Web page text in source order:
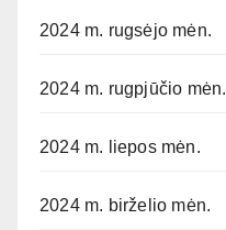
2024 m. rugsėjo mėn.
2024 m. rugpjūčio mėn.
2024 m. liepos mėn.
2024 m. birželio mėn.